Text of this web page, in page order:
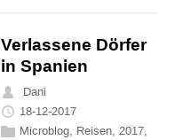
Verlassene Dörfer
in Spanien
Dani
18-12-2017
Microblog, Reisen, 2017,